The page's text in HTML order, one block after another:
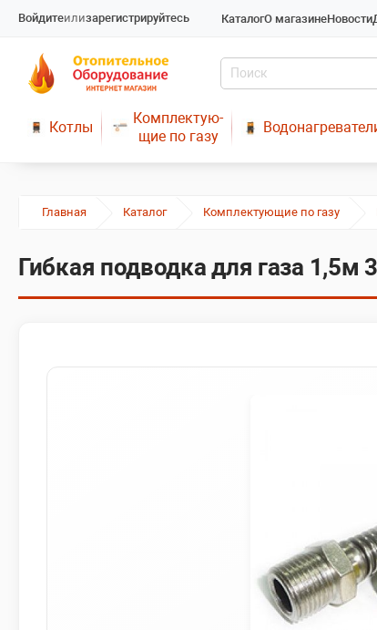
Войдитеилизарегистрируйтесь КаталогО магазинеНовости
Котлы
Комплектую-
щие по газу
Главная Каталог Комплектующие по газу
Гибкая подводка для газа 1,5м